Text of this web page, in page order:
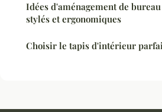
Idées d'aménagement de
stylés et ergonomiques
Choisir le tapis d'intérieur